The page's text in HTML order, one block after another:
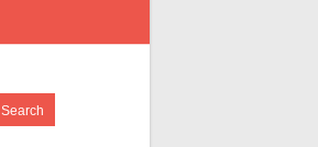
Search